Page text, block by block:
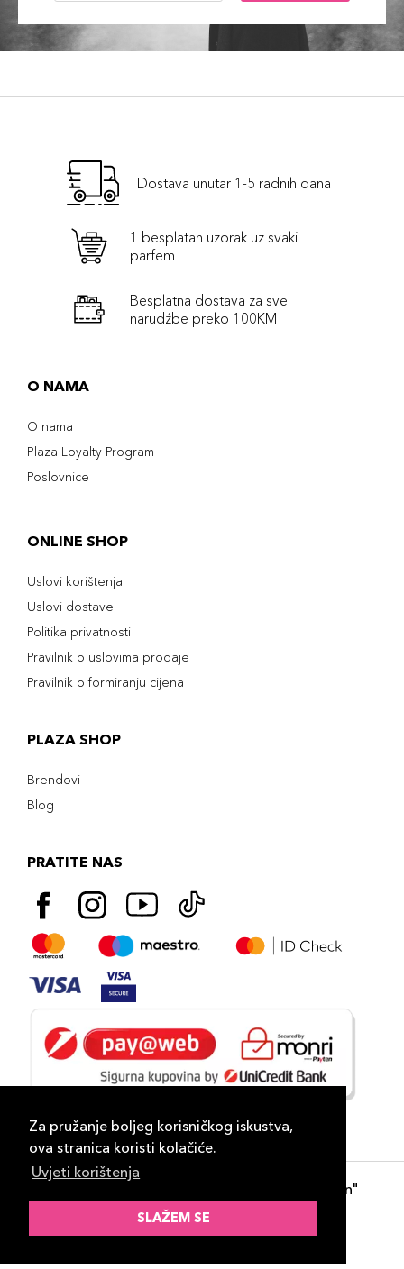
Za pružanje boljeg korisničkog iskustva,
ova stranica koristi kolačiće.
Uvjeti korištenja
SLAŽEM SE
Dostava unutar 1-5 radnih dana
1 besplatan uzorak uz svaki
parfem
Besplatna dostava za sve
narudźbe preko 100KM
O NAMA
O nama
Plaza Loyalty Program
Poslovnice
ONLINE SHOP
Uslovi korištenja
Uslovi dostave
Politika privatnosti
Pravilnik o uslovima prodaje
Pravilnik o formiranju cijena
PLAZA SHOP
Brendovi
Blog
PRATITE NAS
- "DP Lux Distribution"
d.o.o. Banja Luka
ID-S Consulting d.o.o. Sarajevo